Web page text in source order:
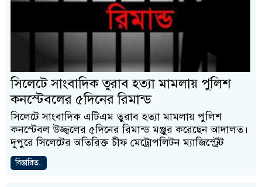
সিলেটে সাংবাদিক তুরাব হত্যা মামলায় পুলিশ
কনস্টেবলের ৫দিনের রিমান্ড
সিলেটে সাংবাদিক এটিএম তুরাব হত্যা মামলায় পুলিশ
কনস্টেবল উজ্জ্বলের ৫দিনের রিমান্ড মঞ্জুর করেছেন আদালত।
দুপুরে সিলেটের অতিরিক্ত চীফ মেট্রোপলিটন ম্যাজিস্ট্রেট
বিস্তারিত..